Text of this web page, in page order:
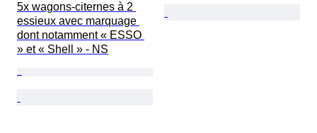
5x wagons-citernes à 2
essieux avec marquage
dont notamment « ESSO
» et « Shell » - NS